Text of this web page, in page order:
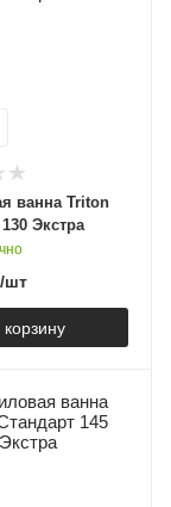
ванна Triton
Экстра
/шт
корзину